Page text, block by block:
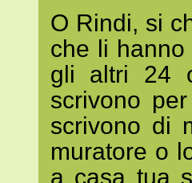
O Rindi, si
che li
gli altri 24
scrivono
scrivono di
muratore o
a casa tua